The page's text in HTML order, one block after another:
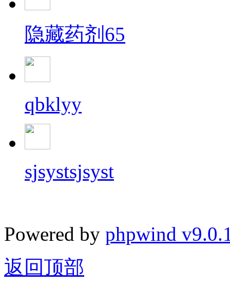
隐藏药剂65
qbklyy
sjsystsjsyst
Powered by phpwind
返回顶部